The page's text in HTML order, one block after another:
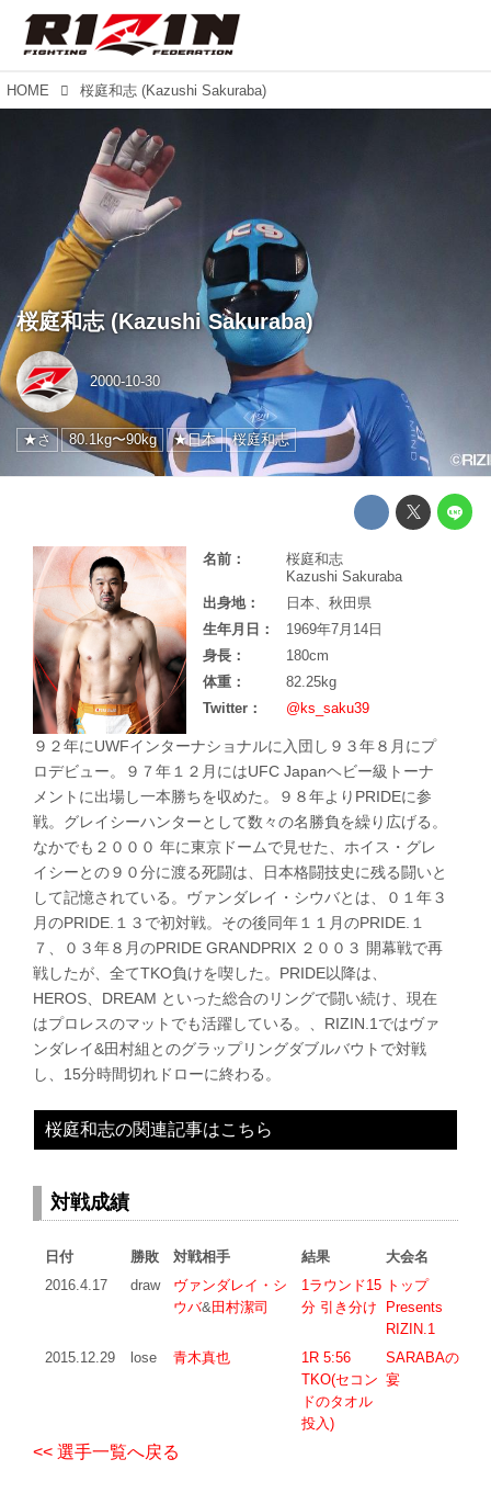
HOME 桜庭和志 (Kazushi Sakuraba)
桜庭和志 (Kazushi Sakuraba)
2000-10-30
★さ 80.1kg〜90kg ★日本 桜庭和志
名前：
桜庭和志
Kazushi Sakuraba
出身地：
日本、秋田県
生年月日：
1969年7月14日
身長：
180cm
体重：
82.25kg
Twitter：
@ks_saku39
９２年にUWFインターナショナルに入団し９３年８月にプ
ロデビュー。９７年１２月にはUFC Japanヘビー級トーナ
メントに出場し一本勝ちを収めた。９８年よりPRIDEに参
戦。グレイシーハンターとして数々の名勝負を繰り広げる。
なかでも２０００ 年に東京ドームで見せた、ホイス・グレ
イシーとの９０分に渡る死闘は、日本格闘技史に残る闘いと
して記憶されている。ヴァンダレイ・シウバとは、０１年３
月のPRIDE.１３で初対戦。その後同年１１月のPRIDE.１
７、０３年８月のPRIDE GRANDPRIX ２００３ 開幕戦で再
戦したが、全てTKO負けを喫した。PRIDE以降は、
HEROS、DREAM といった総合のリングで闘い続け、現在
はプロレスのマットでも活躍している。、RIZIN.1ではヴァ
ンダレイ&田村組とのグラップリングダブルバウトで対戦
し、15分時間切れドローに終わる。
桜庭和志の関連記事はこちら
対戦成績
日付 勝敗 対戦相手 結果
大会名
2016.4.17
draw
ヴァンダレイ・シ
ウバ&田村潔司
1ラウンド15
分 引き分け
トップ
Presents
RIZIN.1
2015.12.29
lose 青木真也
1R 5:56
TKO(セコン
ドのタオル
投入)
SARABAの
宴
<< 選手一覧へ戻る